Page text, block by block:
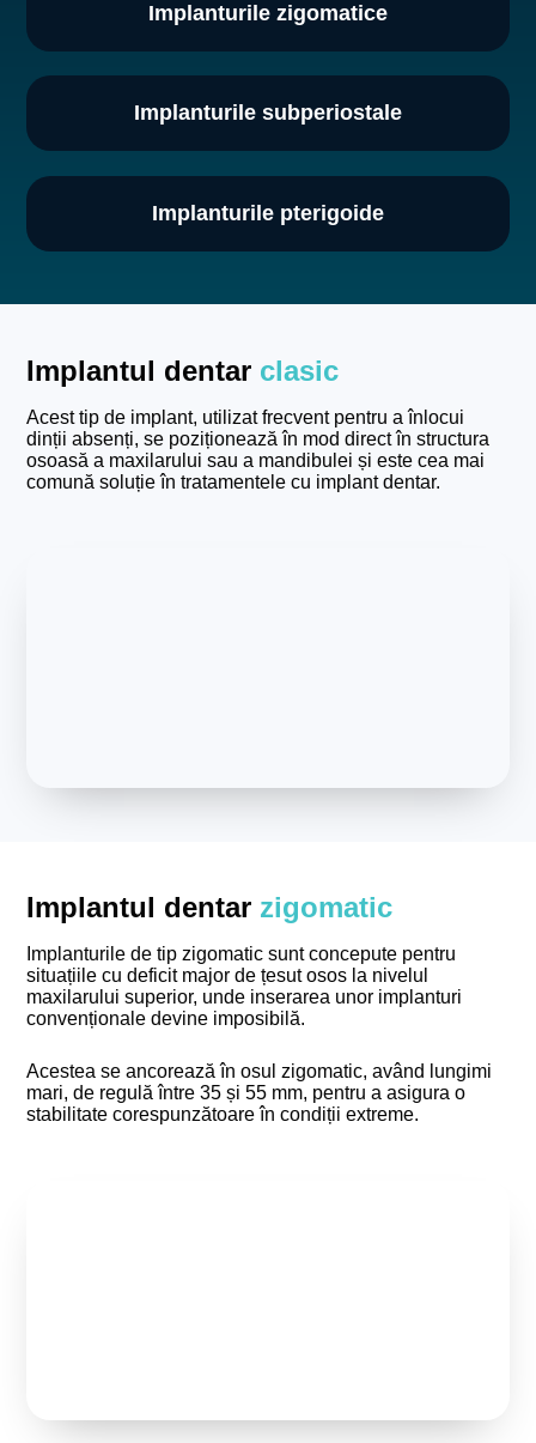
Implanturile zigomatice
Implanturile subperiostale
Implanturile pterigoide
Implantul dentar clasic
Acest tip de implant, utilizat frecvent pentru a înlocui
dinții absenți, se poziționează în mod direct în structura
osoasă a maxilarului sau a mandibulei și este cea mai
comună soluție în tratamentele cu implant dentar.
Implantul dentar zigomatic
Implanturile de tip zigomatic sunt concepute pentru
situațiile cu deficit major de țesut osos la nivelul
maxilarului superior, unde inserarea unor implanturi
convenționale devine imposibilă.
Acestea se ancorează în osul zigomatic, având lungimi
mari, de regulă între 35 și 55 mm, pentru a asigura o
stabilitate corespunzătoare în condiții extreme.